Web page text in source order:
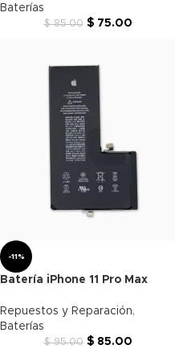
Baterías
$85.00 $75.00
-11%
Batería iPhone 11 Pro Max
Repuestos y Reparación,
Baterías
$95.00 $85.00